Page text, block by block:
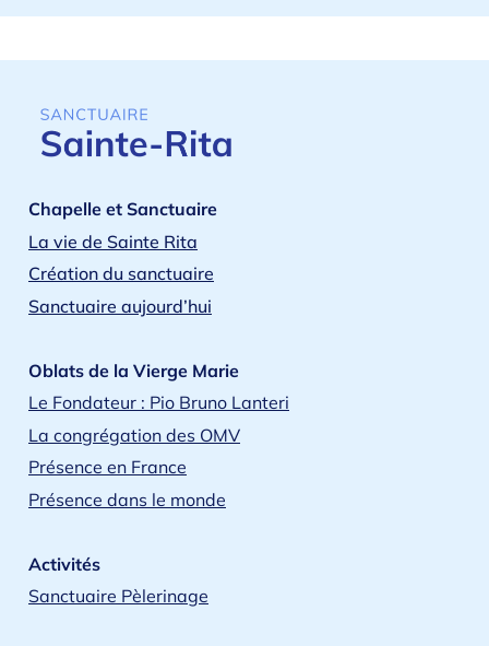
Chapelle et Sanctuaire
La vie de Sainte Rita
Création du sanctuaire
Sanctuaire aujourd’hui
Oblats de la Vierge Marie
Le Fondateur : Pio Bruno Lanteri
La congrégation des OMV
Présence en France
Présence dans le monde
Activités
Sanctuaire Pèlerinage